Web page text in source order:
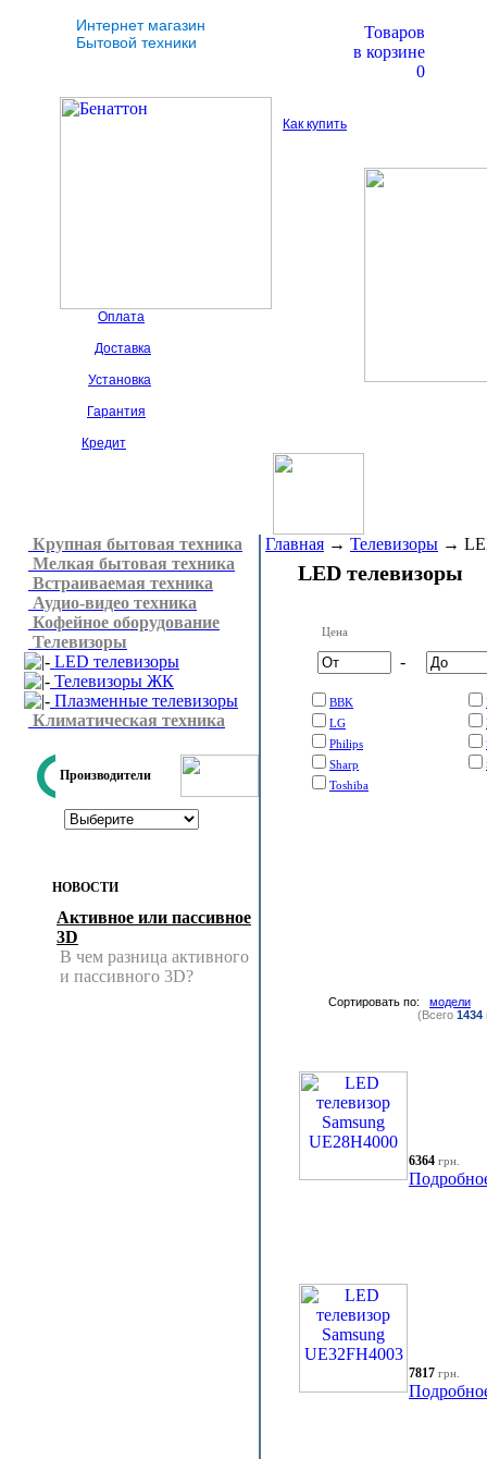
Интернет магазин
Бытовой техники
Товаров
в корзине
0
Как купить
Оплата
Доставка
Установка
Гарантия
Кредит
Крупная бытовая техника
Мелкая бытовая техника
Встраиваемая техника
Аудио-видео техника
Кофейное оборудование
Телевизоры
LED телевизоры
Телевизоры ЖК
Плазменные телевизоры
Климатическая техника
Производители
НОВОСТИ
Активное или пассивное
3D
В чем разница активного
и пассивного 3D?
Главная → Телевизоры →
LED телевизоры
Цена
-
BBK
LG
Philips
Sharp
Toshiba
Сортировать по: модели
(Всего 1434
6364 грн.
7817 грн.